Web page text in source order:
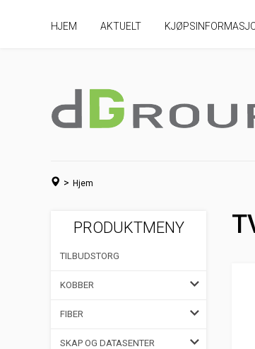
HJEM AKTUELT
> Hjem
PRODUKTMENY
TILBUDSTORG
KOBBER
FIBER
SKAP OG DATASENTER